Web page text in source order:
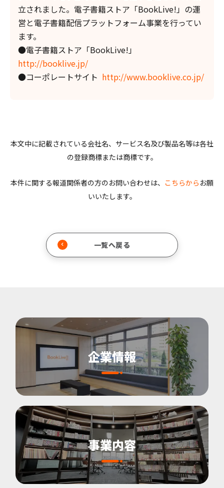
立されました。電子書籍ストア「BookLive!」の運
営と電子書籍配信プラットフォーム事業を行ってい
ます。
●電子書籍ストア「BookLive!」
http://booklive.jp/
●コーポレートサイト http://www.booklive.co.jp/
本文中に記載されている会社名、サービス名及び製品名等は各社
の登録商標または商標です。
本件に関する報道関係者の方のお問い合わせは、 こちらから お願
いいたします。
一覧へ戻る
企業情報
事業内容